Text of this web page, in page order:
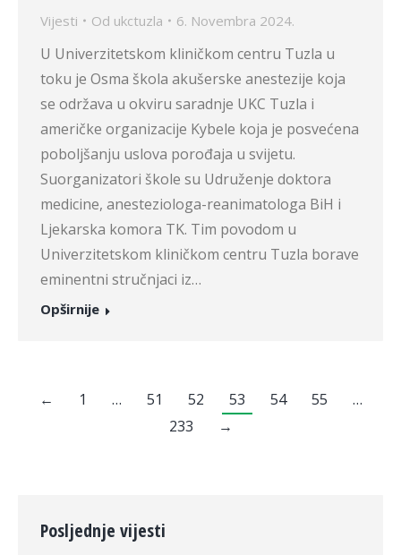
Vijesti Od ukctuzla 6. Novembra 2024.
U Univerzitetskom kliničkom centru Tuzla u
toku je Osma škola akušerske anestezije koja
se održava u okviru saradnje UKC Tuzla i
američke organizacije Kybele koja je posvećena
poboljšanju uslova porođaja u svijetu.
Suorganizatori škole su Udruženje doktora
medicine, anesteziologa-reanimatologa BiH i
Ljekarska komora TK. Tim povodom u
Univerzitetskom kliničkom centru Tuzla borave
eminentni stručnjaci iz…
Opširnije
← 1 … 51 52 53 54 55
…
233
→
Posljednje vijesti